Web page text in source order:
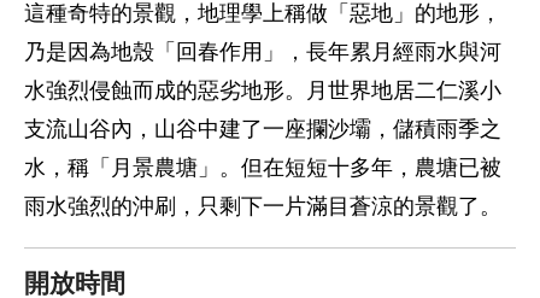
這種奇特的景觀，地理學上稱做「惡地」的地形，
乃是因為地殼「回春作用」，長年累月經雨水與河
水強烈侵蝕而成的惡劣地形。月世界地居二仁溪小
支流山谷內，山谷中建了一座攔沙壩，儲積雨季之
水，稱「月景農塘」。但在短短十多年，農塘已被
雨水強烈的沖刷，只剩下一片滿目蒼涼的景觀了。
開放時間